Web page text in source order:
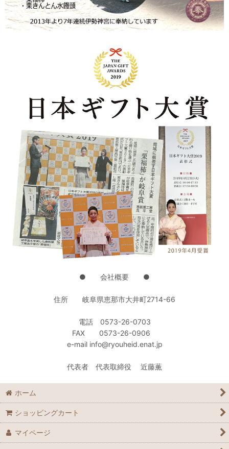
● 会社概要 ●
住所 岐阜県恵那市大井町2714-66
電話 0573-26-0703
FAX 0573-26-0906
e-mail info@ryouheid.enat.jp
代表者 代表取締役 近藤薫
ホーム
ショッピングカート
マイページ